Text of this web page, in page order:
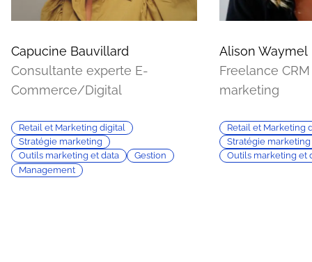
Capucine Bauvillard
Consultante experte E-
Commerce/Digital
Retail et Marketing digital
Stratégie marketing
Outils marketing et data
Gestion
Management
Alison Waymel
Freelance
marketing
Retail et Marketing
Stratégie marketing
Outils marketing et